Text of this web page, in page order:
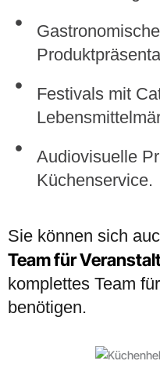
Festivals mit
Audiovisuelle
Küchenservice.
Sie können sich
Team für
komplettes Team
benötigen.